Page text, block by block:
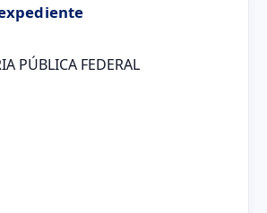
PÚBLICA FEDERAL